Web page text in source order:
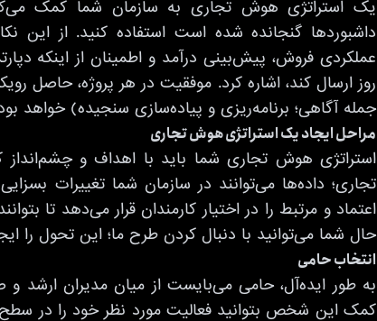
یک استراتژی هوش تجاری به سازمان شما کمک
داشبوردها گنجانده شده است استفاده کنید. از این
عملکردی فروش، پیش‌بینی درآمد و اطمینان از اینکه
روز ارسال کند، اشاره کرد. موفقیت در هر پروژه، حاصل
جمله آگاهی؛ برنامه‌ریزی و پیاده‌سازی سنجیده) خواهد
مراحل ایجاد یک استراتژی هوش تجاری
استراتژی هوش تجاری شما باید با اهداف و
تجاری؛ داده‌ها می‌توانند در سازمان شما تغییرات
اعتماد و مرتبط را در اختیار کارمندان قرار می‌دهد تا
حال شما می‌توانید با دنبال کردن طرح ما؛ این تحول را
انتخاب حامی
به طور ایده‌آل، حامی می‌بایست از میان مدیران ارشد
کمک این شخص بتوانید فعالیت مورد نظر خود را در سطح